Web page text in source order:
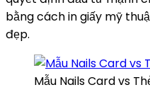
bằng cách in giấy mỹ
đẹp.
Mẫu Nails Card vs